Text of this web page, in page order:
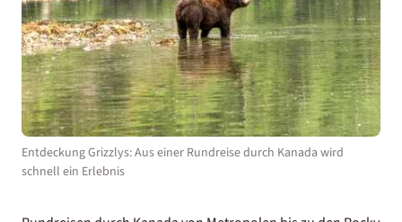
Entdeckung Grizzlys: Aus einer Rundreise durch Kanada wird
schnell ein Erlebnis